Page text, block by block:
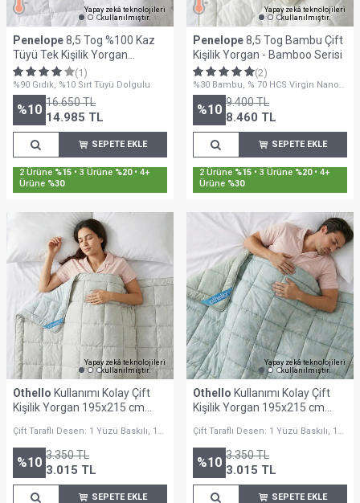
Yapay zekâ teknolojileri
kullanılmıştır.
Penelope8,5 Tog %100 Kaz
Tüyü Tek Kişilik Yorgan
155x215 cm - Gold Serisi
(1)
%90 Gıdık, %10 Sırt Tüyü Dolgulu
%10 16.650TL
14.985 TL
SEPETE EKLE
Sepette %30'a Varan İndirim
Yapay zekâ teknolojileri
kullanılmıştır.
Penelope8,5 Tog Bambu Çift
Kişilik Yorgan - Bamboo Serisi
(2)
%30 Bambu, % 70 HCS Virgin Nano
Elyaf Dolgu - 300 Gr/m2
%10 9.400TL
8.460 TL
SEPETE EKLE
Sepette %30'a Varan İndirim
Yapay zekâ teknolojileri
kullanılmıştır.
Othello Kullanımı Kolay Çift
Kişilik Yorgan 195x215 cm
Çift Taraflı Desen: 1 Yüzü Baskılı, 1
%10 3.350TL
3.015 TL
SEPETE EKLE
Yapay zekâ teknolojileri
kullanılmıştır.
Othello Kullanımı Kolay Çift
Kişilik Yorgan 195x215 cm
Çift Taraflı Desen: 1 Yüzü Baskılı, 1
%10 3.350TL
3.015 TL
SEPETE EKLE